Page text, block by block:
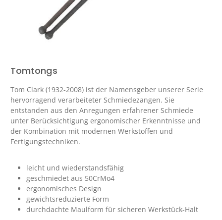
Tomtongs
Tom Clark (1932-2008) ist der Namensgeber unserer Serie
hervorragend verarbeiteter Schmiedezangen. Sie
entstanden aus den Anregungen erfahrener Schmiede
unter Berücksichtigung ergonomischer Erkenntnisse und
der Kombination mit modernen Werkstoffen und
Fertigungstechniken.
leicht und wiederstandsfähig
geschmiedet aus 50CrMo4
ergonomisches Design
gewichtsreduzierte Form
durchdachte Maulform für sicheren Werkstück-Halt